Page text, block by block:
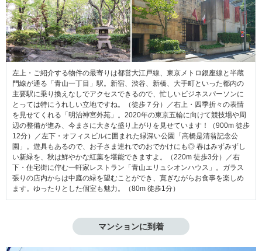
左上・ご紹介する物件の最寄りは都営大江戸線、東京メトロ銀座線と半蔵
門線が通る「青山一丁目」駅。新宿、渋谷、新橋、大手町といった都内の
主要駅に乗り換えなしでアクセスできるので、忙しいビジネスパーソンに
とっては特にうれしい立地ですね。（徒歩７分）／右上・四季折々の表情
を見せてくれる「明治神宮外苑」。2020年の東京五輪に向けて競技場や周
辺の整備が進み、今まさに大きな盛り上がりを見せています！（900m 徒歩
12分）／左下・オフィスビルに囲まれた緑深い公園「高橋是清翁記念公
園」。遊具もあるので、お子さま連れでのおでかけにも◎ 春はみずみずし
い新緑を、秋は鮮やかな紅葉を堪能できますよ。（220m 徒歩3分）／右
下・住宅街に佇む一軒家レストラン「青山エリュシオンハウス」。ガラス
張りの店内からは中庭の緑を望むことができ、寛ぎながらお食事を楽しめ
ます。ゆったりとした個室も魅力。（80m 徒歩1分）
マンションに到着